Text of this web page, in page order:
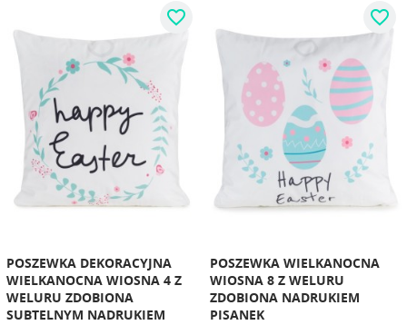
POSZEWKA DEKORACYJNA
WIELKANOCNA WIOSNA 4 Z
WELURU ZDOBIONA
SUBTELNYM NADRUKIEM
favorite_border
POSZEWKA WIELKANOCNA
WIOSNA 8 Z WELURU
ZDOBIONA NADRUKIEM
PISANEK
favorite_border